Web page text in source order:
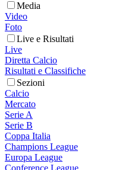
Media
Video
Foto
Live e Risultati
Live
Diretta Calcio
Risultati e Classifiche
Sezioni
Calcio
Mercato
Serie A
Serie B
Coppa Italia
Champions League
Europa League